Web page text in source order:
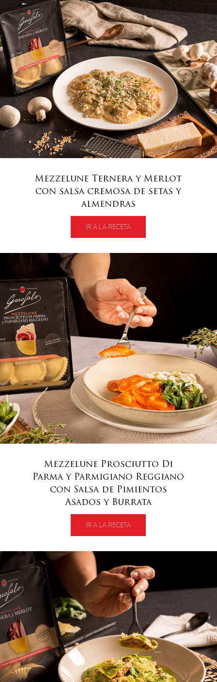
Mezzelune Ternera y Merlot
con salsa cremosa de setas y
almendras
IR A LA RECETA
Mezzelune Prosciutto Di
Parma y Parmigiano Reggiano
con Salsa de Pimientos
Asados y Burrata
IR A LA RECETA